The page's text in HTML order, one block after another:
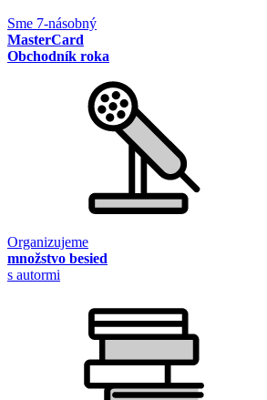
Sme 7-násobný
MasterCard
Obchodník roka
Organizujeme
množstvo besied
s autormi